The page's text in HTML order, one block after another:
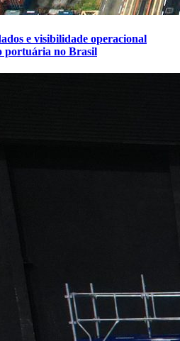
e visibilidade operacional
portuária no Brasil